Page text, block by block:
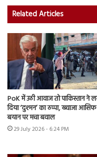
Related Articles
PoK में उठी आवाज तो पाकिस्तान ने
दिया ‘दुश्मन’ का ठप्पा, ख्वाजा
बयान पर मचा बवाल
29 July 2026 - 6:24 PM